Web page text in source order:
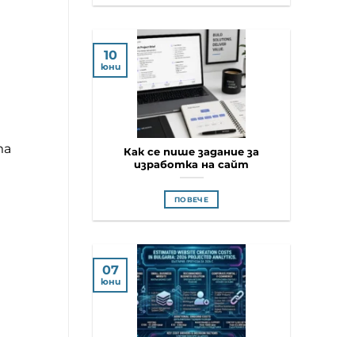
Как се пише задание за
изработка на сайт
ПОВЕЧЕ
10
юни
07
юни